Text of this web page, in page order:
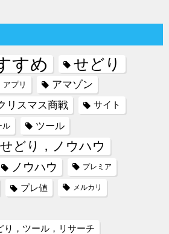
すめ せどり
アプリ アマゾン
リスマス商戦 サイト
ル ツール
どり，ノウハウ
ノウハウ プレミア
プレ値 メルカリ
り，ツール，リサーチ